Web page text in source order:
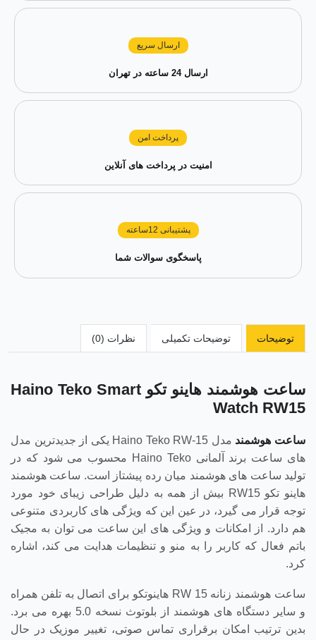
ارسال سریع
ارسال 24 ساعته در تهران
پرداخت امن
امنیت در پرداخت های آنلاین
پشتیبانی 12ساعته
پاسخگوی سوالات شما
توضیحات توضیحات تکمیلی نظرات (0)
ساعت هوشمند هاینو تکو Haino Teko Smart
Watch RW15
ساعت هوشمند
مدل Haino Teko RW-15 یکی از جدیدترین مدل‌
های ساعت برند آلمانی Haino Teko محسوب می‌ شود که در
تولید ساعت‌ های هوشمند میان ‌رده پیشتاز است. ساعت هوشمند
هاینو تکو RW15 بیش از همه به دلیل طراحی زیبای خود مورد
توجه قرار می‌ گیرد، در عین این که ویژگی‌ های کاربردی متنوعی
هم دارد. از امکانات و ویژگی های این ساعت می توان به مجیک
باتم فعال که کاربر را به منو و تنظیمات هدایت می کند، اشاره
کرد.
ساعت هوشمند زنانه RW 15 هاینوتکو برای اتصال به تلفن همراه
و سایر دستگاه های هوشمند از بلوتوث نسخه 5.0 بهره می برد.
بدین ترتیب امکان برقراری تماس صوتی، تغییر موزیک در حال